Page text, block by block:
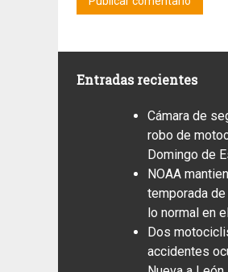
Entradas recientes
Cámara de
robo de
Domingo de
NOAA
temporada
lo normal en
Dos
accidentes